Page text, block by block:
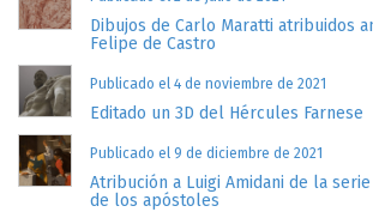
Dibujos de Carlo Maratti atribuidos
Felipe de Castro
Publicado el 4 de noviembre de 2021
Editado un 3D del Hércules Farnese
Publicado el 9 de diciembre de 2021
Atribución a Luigi Amidani de la
de los apóstoles